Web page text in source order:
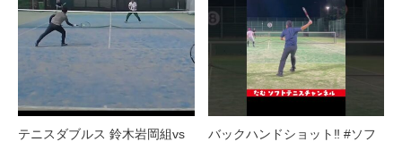
テニスダブルス 鈴木岩岡組vs
バックハンドショット‼︎ #ソフ